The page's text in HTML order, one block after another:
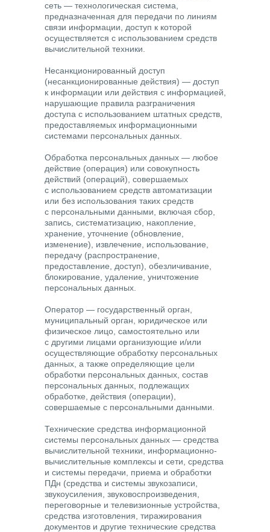
сеть — технологическая система,
предназначенная для передачи по линиям
связи информации, доступ к которой
осуществляется с использованием средств
вычислительной техники.
Несанкционированный доступ
(несанкционированные действия) — доступ
к информации или действия с информацией,
нарушающие правила разграничения
доступа с использованием штатных средств,
предоставляемых информационными
системами персональных данных.
Обработка персональных данных — любое
действие (операция) или совокупность
действий (операций), совершаемых
с использованием средств автоматизации
или без использования таких средств
с персональными данными, включая сбор,
запись, систематизацию, накопление,
хранение, уточнение (обновление,
изменение), извлечение, использование,
передачу (распространение,
предоставление, доступ), обезличивание,
блокирование, удаление, уничтожение
персональных данных.
Оператор — государственный орган,
муниципальный орган, юридическое или
физическое лицо, самостоятельно или
с другими лицами организующие и/или
осуществляющие обработку персональных
данных, а также определяющие цели
обработки персональных данных, состав
персональных данных, подлежащих
обработке, действия (операции),
совершаемые с персональными данными.
Технические средства информационной
системы персональных данных — средства
вычислительной техники, информационно-
вычислительные комплексы и сети, средства
и системы передачи, приема и обработки
ПДн (средства и системы звукозаписи,
звукоусиления, звуковоспроизведения,
переговорные и телевизионные устройства,
средства изготовления, тиражирования
документов и другие технические средства